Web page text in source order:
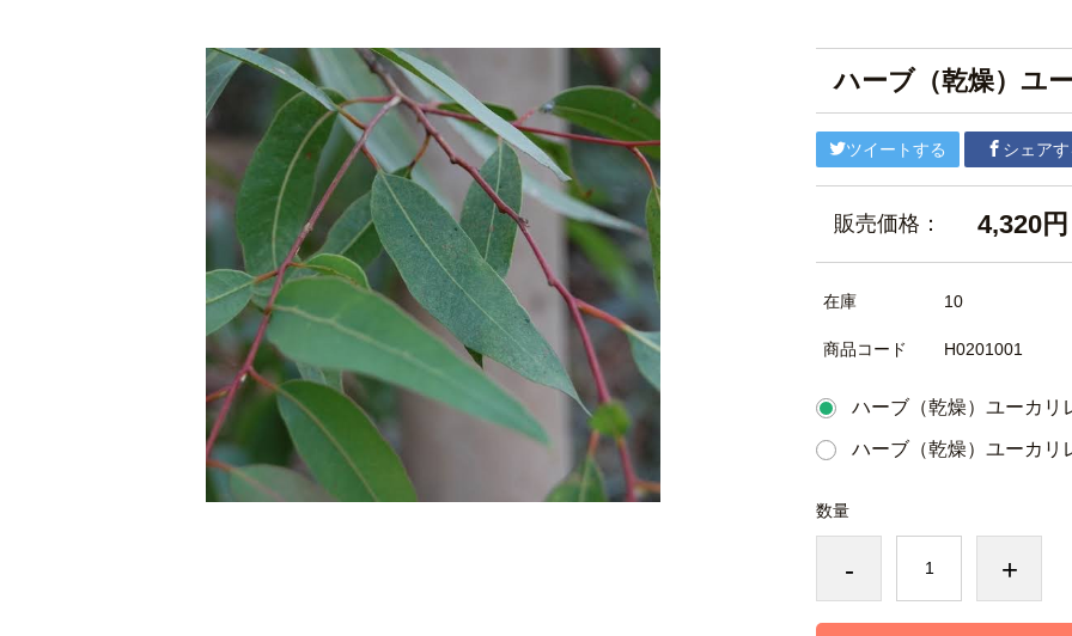
ハーブ（乾燥）ユ
ツイートする シェアす
販売価格： 4,320円
在庫 10
商品コード H0201001
ハーブ（乾燥）ユーカ
ハーブ（乾燥）ユーカ
数量
- +